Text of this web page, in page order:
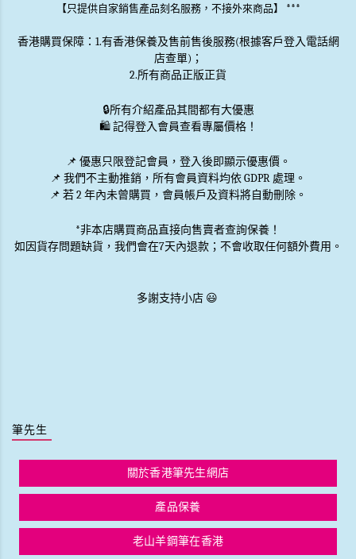
【只提供自家銷售產品刻名服務，不接外來商品】 ***
香港購買保障：1.有香港保養及售前售後服務(根據客戶登入電話網
店查單)；
2.所有商品正版正貨
🔒所有介紹產品其間都有大優惠
🛍️ 記得登入會員查看專屬價格！
📌 優惠只限登記會員 ，登入後即顯示優惠價。
📌 我們不主動推銷 ，所有會員資料均依 GDPR 處理。
📌 若 2 年內未曾購買，會員帳戶及資料將自動刪除。
*非本店購買商品直接向售賣者查詢保養！
如因貨存問題缺貨，我們會在7天內退款；不會收取任何額外費用。
多謝支持小店 😃
筆先生
關於香港筆先生網店
產品保養
老山羊鋼筆在香港